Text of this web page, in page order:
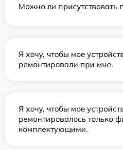
Можно ли присутствовать
Я хочу, чтобы мое
ремонтировали при мне.
Я хочу, чтобы мое
ремонтировалось только
комплектующими.